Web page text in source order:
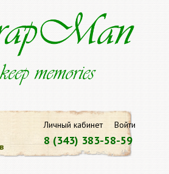
Личный кабинет Войти
8 (343) 383-58-59